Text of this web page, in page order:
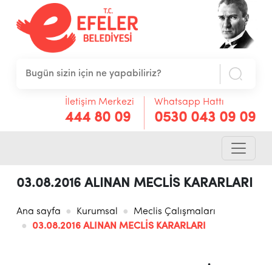
İletişim Merkezi
444 80 09
Whatsapp Hattı
0530 043 09 09
03.08.2016 ALINAN MECLİS KARARLARI
Ana sayfa Kurumsal
Meclis Çalışmaları
03.08.2016 ALINAN MECLİS KARARLARI